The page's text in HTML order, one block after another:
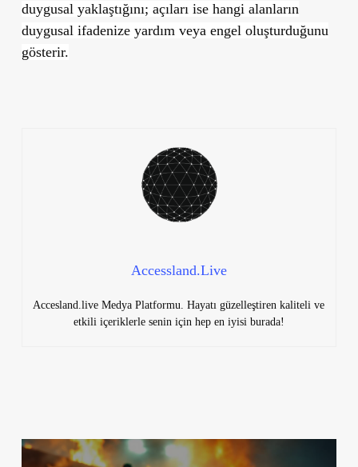
duygusal yaklaştığını; açıları ise hangi alanların
duygusal ifadenize yardım veya engel oluşturduğunu
gösterir.
Accessland.Live
Accesland.live Medya Platformu. Hayatı güzelleştiren kaliteli ve
etkili içeriklerle senin için hep en iyisi burada!